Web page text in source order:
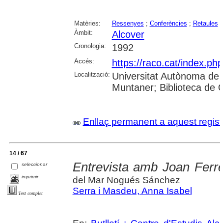
Matèries: Ressenyes ; Conferències ; Retaules
Àmbit:
Alcover
Cronologia: 1992
Accés: https://raco.cat/
Localització: Universitat Autònoma
Muntaner; Biblioteca de
Enllaç permanent a aquest
14 / 67
seleccionar
imprimir
Text complet
Entrevista amb Joan
del Mar Nogués Sánchez
Serra i Masdeu, Anna Isabel